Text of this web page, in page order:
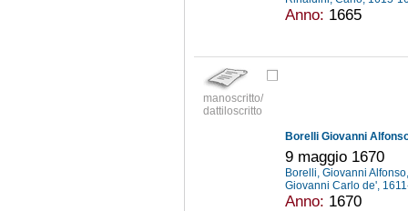
Anno: 1665
manoscritto/
dattiloscritto
Borelli Giovanni
9 maggio 1670
Borelli, Giovanni
Giovanni Carlo de',
Anno: 1670